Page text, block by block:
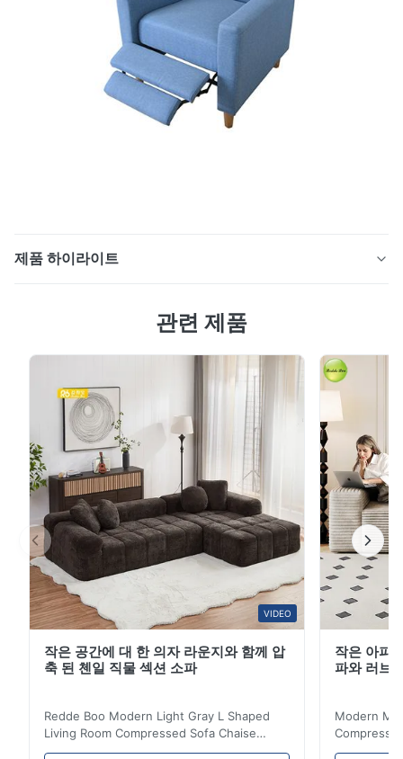
제품 하이라이트
간 안정성 소파는 320g/㎡ 고중량 폴리에스터 패브릭을
옵션으로 선택했습니다. 얼룩 방지 및 보풀 방지 기술로 처
리되어 커피 얼룩이나 과자 부스러기 등 일상적인 얼룩은
젖은 천으로 닦아낼 수 있습니다. 패브릭 커버를 기계 세탁
해도 쉽게 변색되거나 변형되지 않습니다. 내부 프레임은
1.2mm 두께의 냉간 압연 강철로 제작되었으며, 조인트는
강화된 하드웨어로 고정되어 있습니다. 좌석당 최대 150kg
의 하중을 견딜 ...
관련 제품
VIDEO
작은 공간에 대 한 의자 라운지와 함께 압
축 된 첸일 직물 섹션 소파
Redde Boo Modern Light Gray L Shaped
Living Room Compressed Sofa Chaise
Lounge Product Overview High resilience
작은 아파
파와 러브
Modern
Room